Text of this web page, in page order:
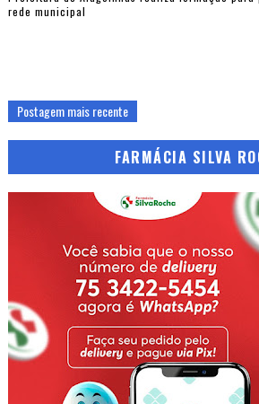
rede municipal
Postagem mais recente
FARMÁCIA SILVA